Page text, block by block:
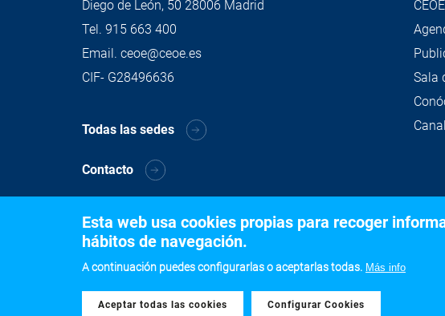
Diego de León, 50 28006 Madrid
Tel. 915 663 400
Email. ceoe@ceoe.es
CIF- G28496636
Todas las sedes
Contacto
Sala
Aviso legal
Esta web usa cookies propias para recoger
hábitos de navegación.
A continuación puedes configurarlas o aceptarlas todas. Más info
Aceptar todas las cookies
Withdraw consent